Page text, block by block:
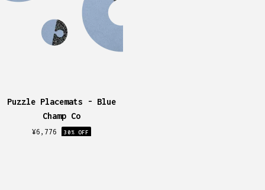
Puzzle Placemats - Blue
Champ Co
¥6,776 30% OFF